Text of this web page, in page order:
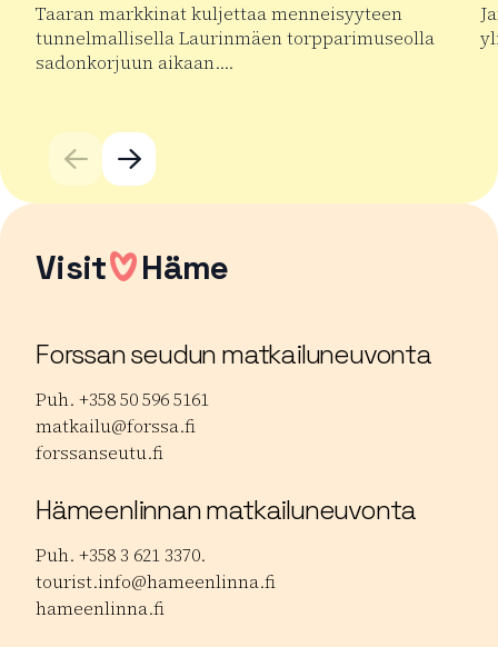
Taaran markkinat kuljettaa menneisyyteen
tunnelmallisella Laurinmäen torpparimuseolla
sadonkorjuun aikaan….
Visit Häme
Forssan seudun matkailuneuvonta
Puh. +358 50 596 5161
matkailu@forssa.fi
forssanseutu.fi
Hämeenlinnan matkailuneuvonta
Puh. +358 3 621 3370.
tourist.info@hameenlinna.fi
hameenlinna.fi